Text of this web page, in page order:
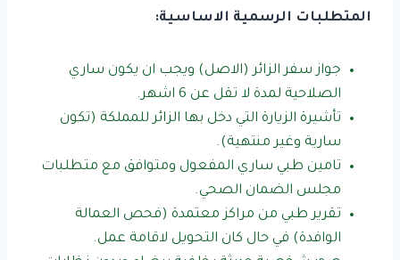
المتطلبات الرسمية الاساسية:
جواز سفر الزائر (الاصل) ويجب ان يكون ساري
الصلاحية لمدة لا تقل عن 6 اشهر.
تأشيرة الزيارة التي دخل بها الزائر للمملكة (تكون
سارية وغير منتهية).
تامين طبي ساري المفعول ومتوافق مع متطلبات
مجلس الضمان الصحي.
تقرير طبي من مراكز معتمدة (فحص العمالة
الوافدة) في حال كان التحويل لاقامة عمل.